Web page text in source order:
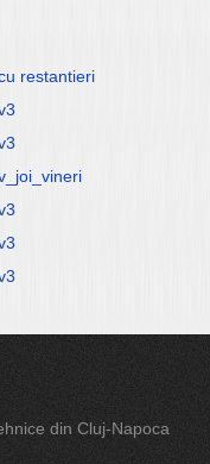
restantieri
din Cluj-Napoca